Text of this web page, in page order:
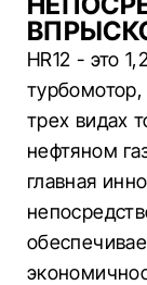
HR12 - это
турбомотор,
трех видах
нефтяном
главная